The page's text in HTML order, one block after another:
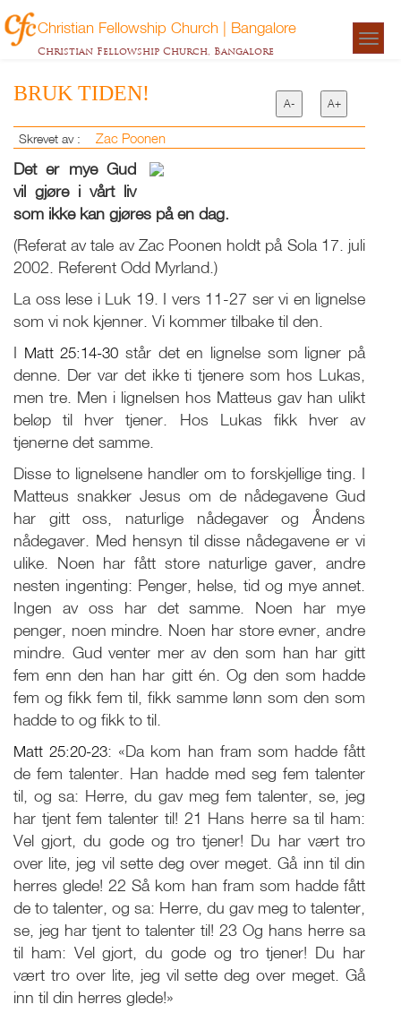
Christian Fellowship Church | Bangalore
Christian Fellowship Church, Bangalore
BRUK TIDEN! A- A+
Skrevet av : Zac Poonen
Det er mye Gud
vil gjøre i vårt liv
som ikke kan gjøres på en dag.
(Referat av tale av Zac Poonen holdt på Sola 17. juli
2002. Referent Odd Myrland.)
La oss lese i Luk 19. I vers 11-27 ser vi en lignelse
som vi nok kjenner. Vi kommer tilbake til den.
I Matt 25:14-30 står det en lignelse som ligner på
denne. Der var det ikke ti tjenere som hos Lukas,
men tre. Men i lignelsen hos Matteus gav han ulikt
beløp til hver tjener. Hos Lukas fikk hver av
tjenerne det samme.
Disse to lignelsene handler om to forskjellige ting. I
Matteus snakker Jesus om de nådegavene Gud
har gitt oss, naturlige nådegaver og Åndens
nådegaver. Med hensyn til disse nådegavene er vi
ulike. Noen har fått store naturlige gaver, andre
nesten ingenting: Penger, helse, tid og mye annet.
Ingen av oss har det samme. Noen har mye
penger, noen mindre. Noen har store evner, andre
mindre. Gud venter mer av den som han har gitt
fem enn den han har gitt én. Og den som hadde
fem og fikk fem til, fikk samme lønn som den som
hadde to og fikk to til.
Matt 25:20-23: «Da kom han fram som hadde fått
de fem talenter. Han hadde med seg fem talenter
til, og sa: Herre, du gav meg fem talenter, se, jeg
har tjent fem talenter til! 21 Hans herre sa til ham:
Vel gjort, du gode og tro tjener! Du har vært tro
over lite, jeg vil sette deg over meget. Gå inn til din
herres glede! 22 Så kom han fram som hadde fått
de to talenter, og sa: Herre, du gav meg to talenter,
se, jeg har tjent to talenter til! 23 Og hans herre sa
til ham: Vel gjort, du gode og tro tjener! Du har
vært tro over lite, jeg vil sette deg over meget. Gå
inn til din herres glede!»